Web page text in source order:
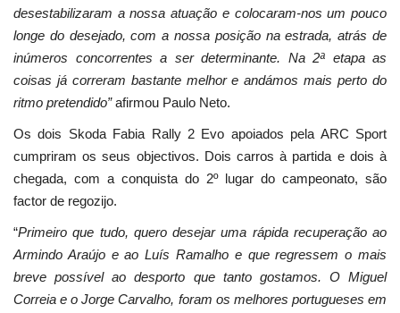
desestabilizaram a nossa atuação e colocaram-nos um pouco
longe do desejado, com a nossa posição na estrada, atrás de
inúmeros concorrentes a ser determinante. Na 2ª etapa as
coisas já correram bastante melhor e andámos mais perto do
ritmo pretendido”afirmou Paulo Neto.
Os dois Skoda Fabia Rally 2 Evo apoiados pela ARC Sport
cumpriram os seus objectivos. Dois carros à partida e dois à
chegada, com a conquista do 2º lugar do campeonato, são
factor de regozijo.
“Primeiro que tudo, quero desejar uma rápida recuperação ao
Armindo Araújo e ao Luís Ramalho e que regressem o mais
breve possível ao desporto que tanto gostamos. O Miguel
Correia e o Jorge Carvalho, foram os melhores portugueses em